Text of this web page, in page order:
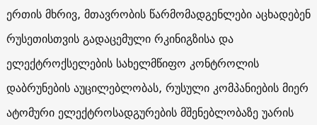
ერთის მხრივ, მთავრობის წარმომადგენლები აცხადებენ
რუსეთისთვის გადაცემული რკინიგზისა და
ელექტროქსელების სახელმწიფო კონტროლის
დაბრუნების აუცილებლობას, რუსული კომპანიების მიერ
ატომური ელექტროსადგურების მშენებლობაზე უარის